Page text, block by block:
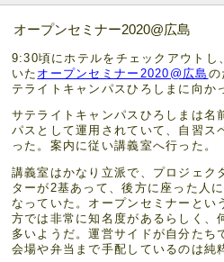
オープンセミナー2020@広島
9:30頃にホテルをチェックアウトし
いた オープンセミナー2020@広島 の
テライトキャンパスひろしまに向か
サテライトキャンパスひろしまは名
パスとして運用されていて、自習ス
った。案内に従い講義室へ行った。
講義室はかなり立派で、プロジェク
ターが2基あって、後方に座った人
なっていた。オープンセミナーとい
方では非常に知名度があるらしく、
多いようだ。運営サイドが自分たち
会場や弁当まで手配しているのは純